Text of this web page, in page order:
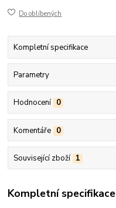
Do oblíbených
Kompletní specifikace
Parametry
Hodnocení 0
Komentáře 0
Související zboží 1
Kompletní specifikace